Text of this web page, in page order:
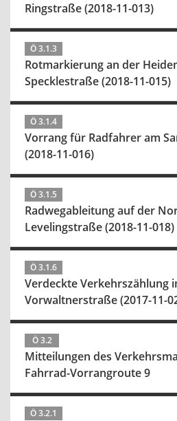
Ringstraße (2018-11-013)
Ö 3.1.3
Rotmarkierung an der
Specklestraße (2018-11-015)
Ö 3.1.4
Vorrang für Radfahrer am
(2018-11-016)
Ö 3.1.5
Radwegableitung auf der
Levelingstraße (2018-11-018)
Ö 3.1.6
Verdeckte Verkehrszählung
Vorwaltnerstraße (2017-11-
Ö 3.2
Mitteilungen des
Fahrrad-Vorrangroute 9
Ö 3.2.1